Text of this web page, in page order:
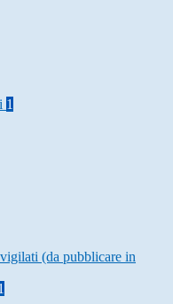
1
(da pubblicare in